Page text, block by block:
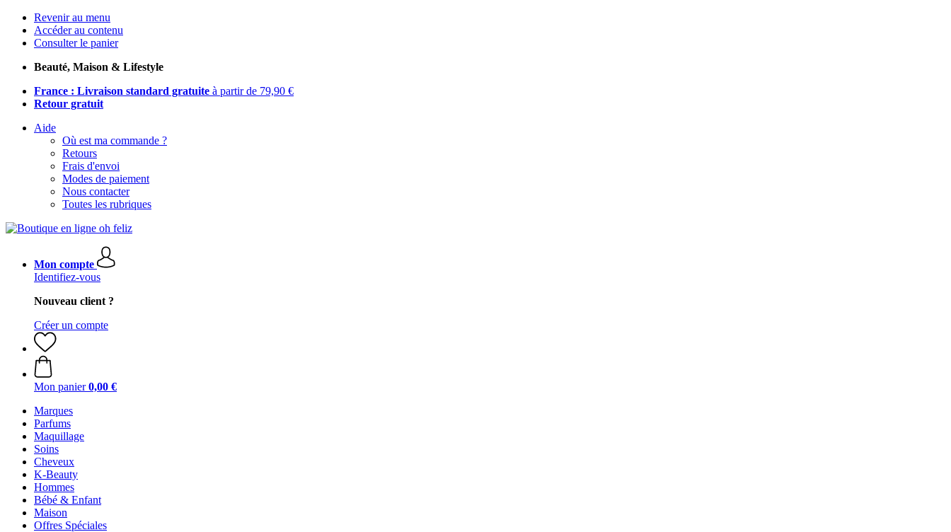
Revenir au menu
Accéder au contenu
Consulter le panier
Beauté, Maison & Lifestyle
France : Livraison standard gratuite à partir de 79,90 €
Retour gratuit
Aide
Où est ma commande ?
Retours
Frais d'envoi
Modes de paiement
Nous contacter
Toutes les rubriques
Mon compte
Identifiez-vous
Nouveau client ?
Créer un compte
Mon panier 0,00 €
Marques
Parfums
Maquillage
Soins
Cheveux
K-Beauty
Hommes
Bébé & Enfant
Maison
Offres Spéciales